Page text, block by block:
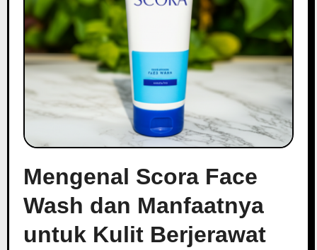
Mengenal Scora Face
Wash dan Manfaatnya
untuk Kulit Berjerawat